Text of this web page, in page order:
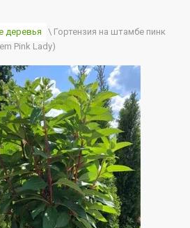
деревья
\ Гортензия на штамбе пинк
Pink Lady)